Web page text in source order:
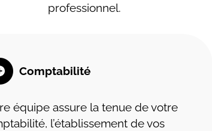
professionnel.
Comptabilité
équipe assure la tenue de votre
l’établissement de vos